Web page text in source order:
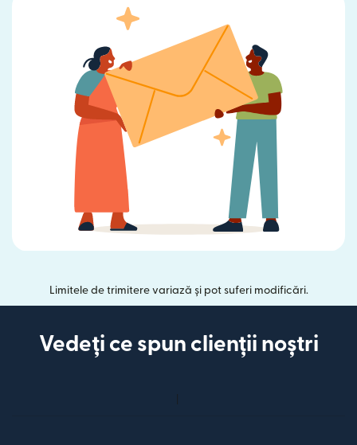
Limitele de trimitere variază și pot suferi modificări.
Vedeți ce spun clienții noștri